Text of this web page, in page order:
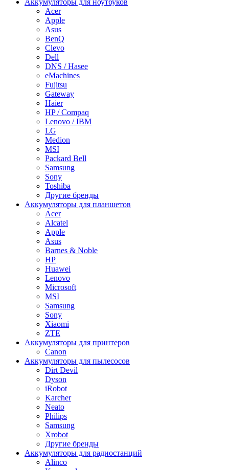
Acer
Apple
Asus
BenQ
Clevo
Dell
DNS / Hasee
eMachines
Fujitsu
Gateway
Haier
HP / Compaq
Lenovo / IBM
LG
Medion
MSI
Packard Bell
Samsung
Sony
Toshiba
Другие бренды
Аккумуляторы для планшетов
Acer
Alcatel
Apple
Asus
Barnes & Noble
HP
Huawei
Lenovo
Microsoft
MSI
Samsung
Sony
Xiaomi
ZTE
Аккумуляторы для принтеров
Canon
Аккумуляторы для пылесосов
Dirt Devil
Dyson
iRobot
Karcher
Neato
Philips
Samsung
Xrobot
Другие бренды
Аккумуляторы для радиостанций
Alinco